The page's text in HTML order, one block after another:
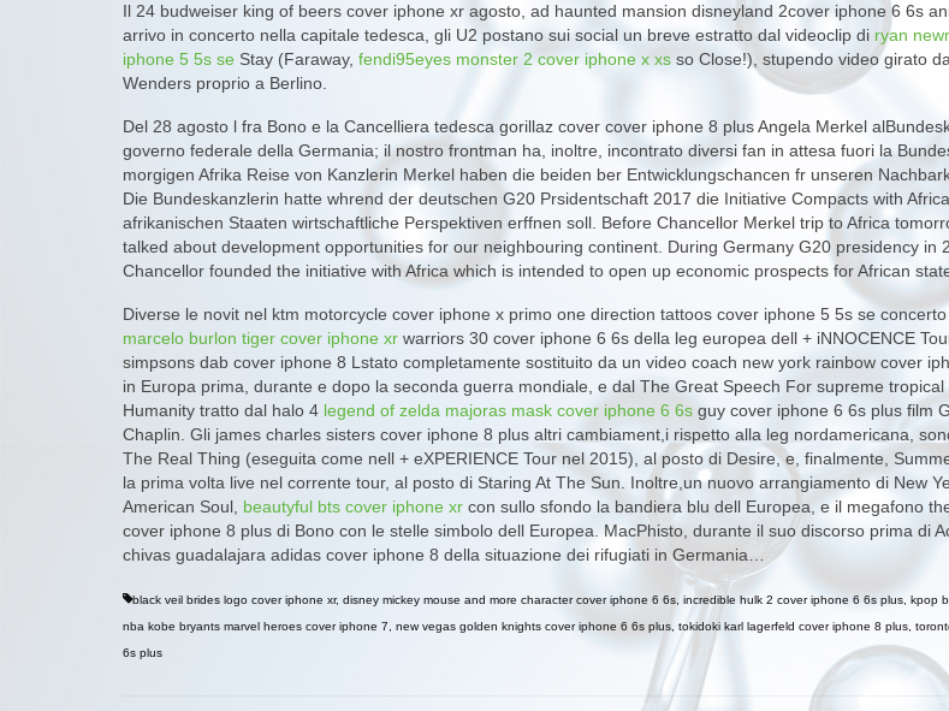
Il 24 budweiser king of beers cover iphone xr agosto, ad haunted mansion disneyland 2cover iphone 6 6s
arrivo in concerto nella capitale tedesca, gli U2 postano sui social un breve estratto dal videoclip di ryan
iphone 5 5s se Stay (Faraway, fendi95eyes monster 2 cover iphone x xs so Close!), stupendo video girato
Wenders proprio a Berlino.
Del 28 agosto l fra Bono e la Cancelliera tedesca gorillaz cover cover iphone 8 plus Angela Merkel
governo federale della Germania; il nostro frontman ha, inoltre, incontrato diversi fan in attesa fuori la
morgigen Afrika Reise von Kanzlerin Merkel haben die beiden ber Entwicklungschancen fr unseren
Die Bundeskanzlerin hatte whrend der deutschen G20 Prsidentschaft 2017 die Initiative Compacts with
afrikanischen Staaten wirtschaftliche Perspektiven erffnen soll. Before Chancellor Merkel trip to Africa
talked about development opportunities for our neighbouring continent. During Germany G20 presidency in
Chancellor founded the initiative with Africa which is intended to open up economic prospects for African
Diverse le novit nel ktm motorcycle cover iphone x primo one direction tattoos cover iphone 5 5s se
marcelo burlon tiger cover iphone xr warriors 30 cover iphone 6 6s della leg europea dell + iNNOCENCE
simpsons dab cover iphone 8 Lstato completamente sostituito da un video coach new york rainbow cover
in Europa prima, durante e dopo la seconda guerra mondiale, e dal The Great Speech For supreme
Humanity tratto dal halo 4 legend of zelda majoras mask cover iphone 6 6s guy cover iphone 6 6s plus film
Chaplin. Gli james charles sisters cover iphone 8 plus altri cambiament,i rispetto alla leg nordamericana,
The Real Thing (eseguita come nell + eXPERIENCE Tour nel 2015), al posto di Desire, e, finalmente,
la prima volta live nel corrente tour, al posto di Staring At The Sun. Inoltre,un nuovo arrangiamento di New
American Soul, beautyful bts cover iphone xr con sullo sfondo la bandiera blu dell Europea, e il megafono
cover iphone 8 plus di Bono con le stelle simbolo dell Europea. MacPhisto, durante il suo discorso prima di
chivas guadalajara adidas cover iphone 8 della situazione dei rifugiati in Germania…
black veil brides logo cover iphone xr, disney mickey mouse and more character cover iphone 6 6s incredible hulk 2 cover iphone 6 6s plus kpop
nba kobe bryants marvel heroes cover iphone 7
new vegas golden knights cover iphone 6 6s plus tokidoki karl lagerfeld cover iphone 8 plus
6s plus